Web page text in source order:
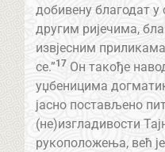
добивену благодат у
другим ријечима,
извјесним
се.”17 Он такође
уџбеницима
јасно постављено
(не)изгладивости
рукоположења, већ